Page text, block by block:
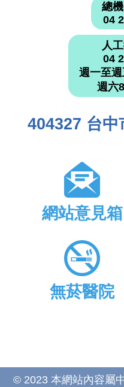
總
04
人
04
週一至
週六
404327 台中
網站意見箱
無菸醫院
© 2023 本網站內容屬